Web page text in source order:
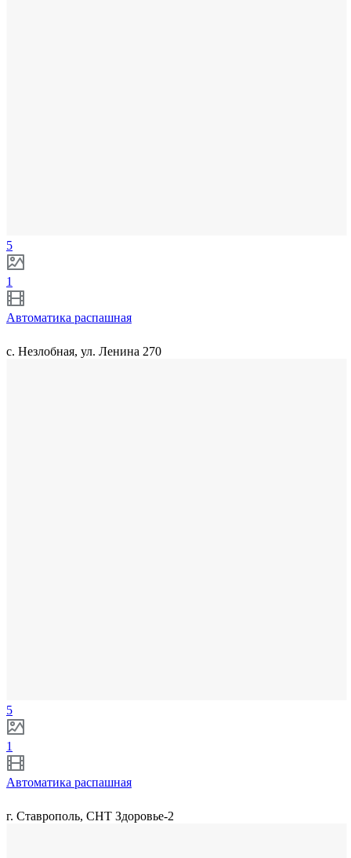
5
1
Автоматика распашная
с. Незлобная, ул. Ленина 270
5
1
Автоматика распашная
г. Ставрополь, СНТ Здоровье-2